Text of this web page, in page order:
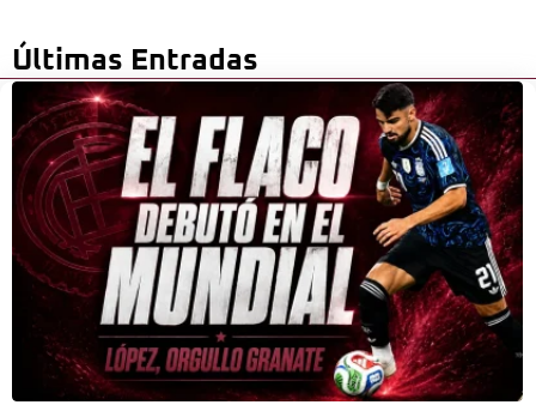
Últimas Entradas